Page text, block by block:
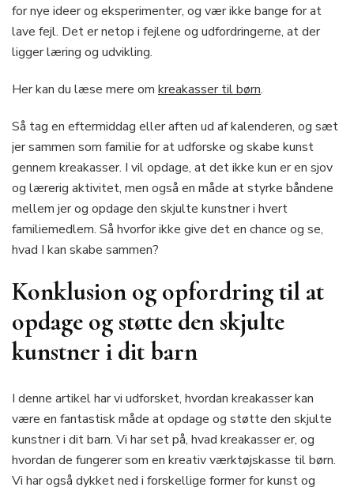
for nye ideer og eksperimenter, og vær ikke bange for at
lave fejl. Det er netop i fejlene og udfordringerne, at der
ligger læring og udvikling.
Her kan du læse mere om kreakasser til børn.
Så tag en eftermiddag eller aften ud af kalenderen, og sæt
jer sammen som familie for at udforske og skabe kunst
gennem kreakasser. I vil opdage, at det ikke kun er en sjov
og lærerig aktivitet, men også en måde at styrke båndene
mellem jer og opdage den skjulte kunstner i hvert
familiemedlem. Så hvorfor ikke give det en chance og se,
hvad I kan skabe sammen?
Konklusion og opfordring til at
opdage og støtte den skjulte
kunstner i dit barn
I denne artikel har vi udforsket, hvordan kreakasser kan
være en fantastisk måde at opdage og støtte den skjulte
kunstner i dit barn. Vi har set på, hvad kreakasser er, og
hvordan de fungerer som en kreativ værktøjskasse til børn.
Vi har også dykket ned i forskellige former for kunst og